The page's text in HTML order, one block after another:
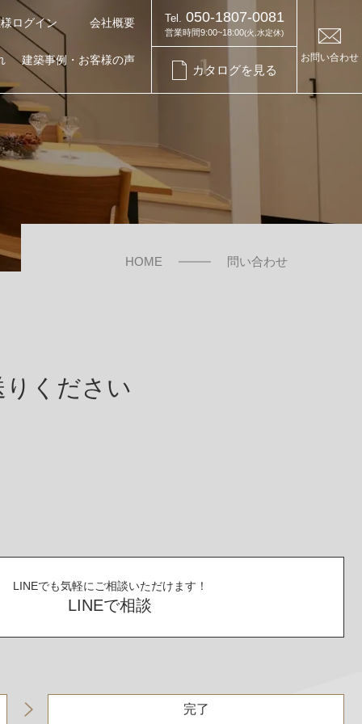
ログイン 会社概要
建築事例・お客様の声
Tel. 050-1807-0081
営業時間9:00~18:00(火,水定休)
カタログを見る
お問い合わせ
HOME 問い合わせ
りください
LINEでも気軽にご相談いただけます！
LINEで相談
完了
知らせ
問い合わせ